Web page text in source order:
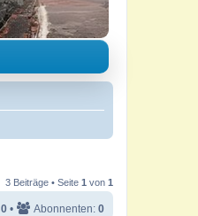
3 Beiträge • Seite 1 von 1
0 • Abonnenten: 0